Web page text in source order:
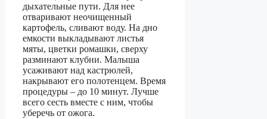
дыхательные пути. Для нее
отваривают неочищенный
картофель, сливают воду. На дно
емкости выкладывают листья
мяты, цветки ромашки, сверху
разминают клубни. Малыша
усаживают над кастрюлей,
накрывают его полотенцем. Время
процедуры – до 10 минут. Лучше
всего сесть вместе с ним, чтобы
уберечь от ожога.